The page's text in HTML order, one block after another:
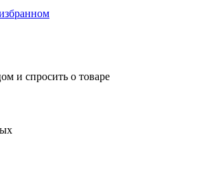
и спросить о товаре